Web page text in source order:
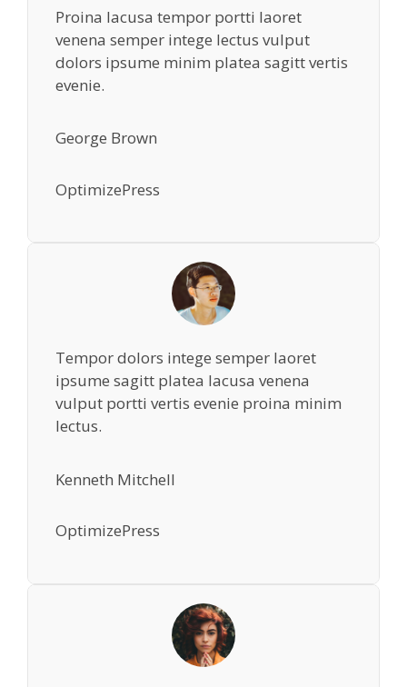
Proina lacusa tempor portti laoret
venena semper intege lectus vulput
dolors ipsume minim platea sagitt vertis
evenie.
George Brown
OptimizePress
Tempor dolors intege semper laoret
ipsume sagitt platea lacusa venena
vulput portti vertis evenie proina minim
lectus.
Kenneth Mitchell
OptimizePress